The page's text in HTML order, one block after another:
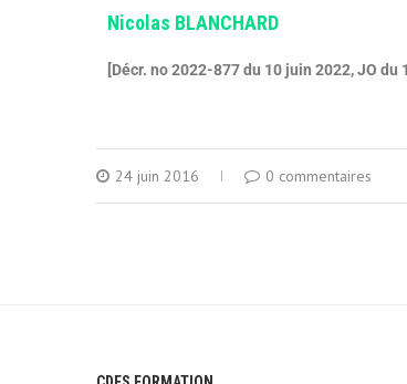
Nicolas BLANCHARD
[Décr. no 2022-877 du 10 juin 2022, JO du
24 juin 2016 0 commentaires